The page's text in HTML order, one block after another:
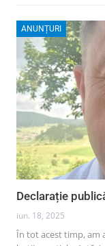
ANUNȚURI
Declarație
iun. 18, 2025
În tot acest timp, am